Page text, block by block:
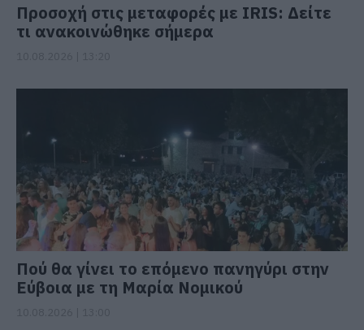
Προσοχή στις μεταφορές με IRIS: Δείτε
τι ανακοινώθηκε σήμερα
Πού θα γίνει το επόμενο πανηγύρι στην
Εύβοια με τη Μαρία Νομικού